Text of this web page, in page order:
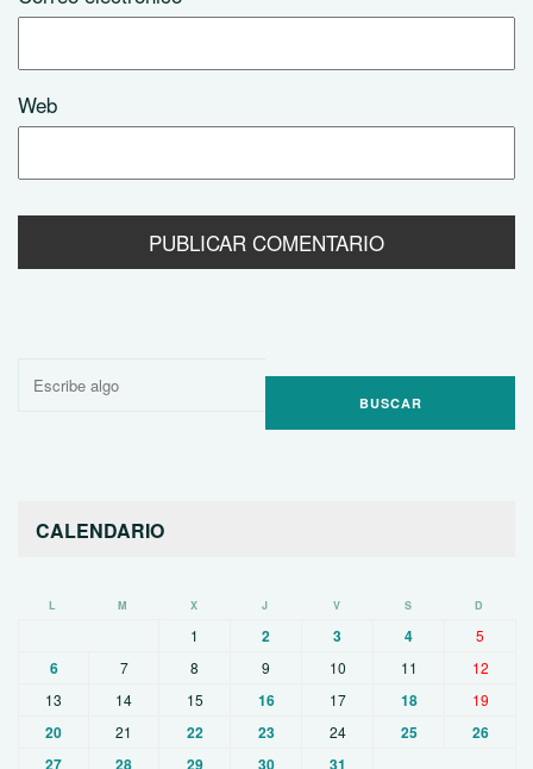
Web
Buscar
CALENDARIO
L M X J V S D
1 2 3 4 5
6 7 8 9 10 11
12
13
14 15 16 17 18 19
20 21 22 23 24 25
26
27
28 29 30 31